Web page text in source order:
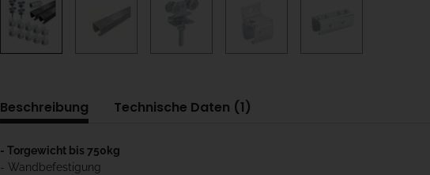
Beschreibung Technische Daten (1)
- Torgewicht bis 750kg
- Wandbefestigung